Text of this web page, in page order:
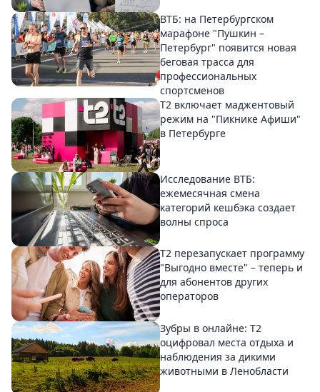
ВТБ: на Петербургском
марафоне "Пушкин –
Петербург" появится новая
беговая трасса для
профессиональных
спортсменов
Т2 включает маджентовый
режим на "Пикнике Афиши"
в Петербурге
Исследование ВТБ:
ежемесячная смена
категорий кешбэка создает
волны спроса
Т2 перезапускает программу
"Выгодно вместе" – теперь и
для абонентов других
операторов
Зубры в онлайне: Т2
оцифровал места отдыха и
наблюдения за дикими
животными в Ленобласти